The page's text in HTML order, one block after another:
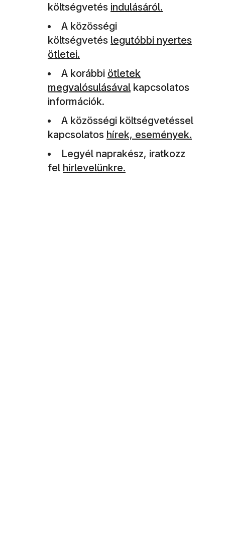
költségvetés indulásáról.
A közösségi
költségvetés legutóbbi nyertes
ötletei.
A korábbi ötletek
megvalósulásával kapcsolatos
információk.
A közösségi költségvetéssel
kapcsolatos hírek, események.
Legyél naprakész, iratkozz
fel hírlevelünkre.